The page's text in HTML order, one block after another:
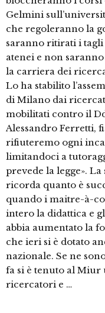
Gelmini
che regoleranno la
saranno ritirati i
atenei e non
la carriera dei
Lo ha stabilito
di Milano dai
mobilitati contro il
Alessandro Ferretti,
rifiuteremo ogni
limitandoci a
prevede la legge».
ricorda quanto è
quando i maitre-à-
intero la didattica e
abbia aumentato la
che ieri si è dotato
nazionale. Se ne
fa si è tenuto al
ricercatori e …